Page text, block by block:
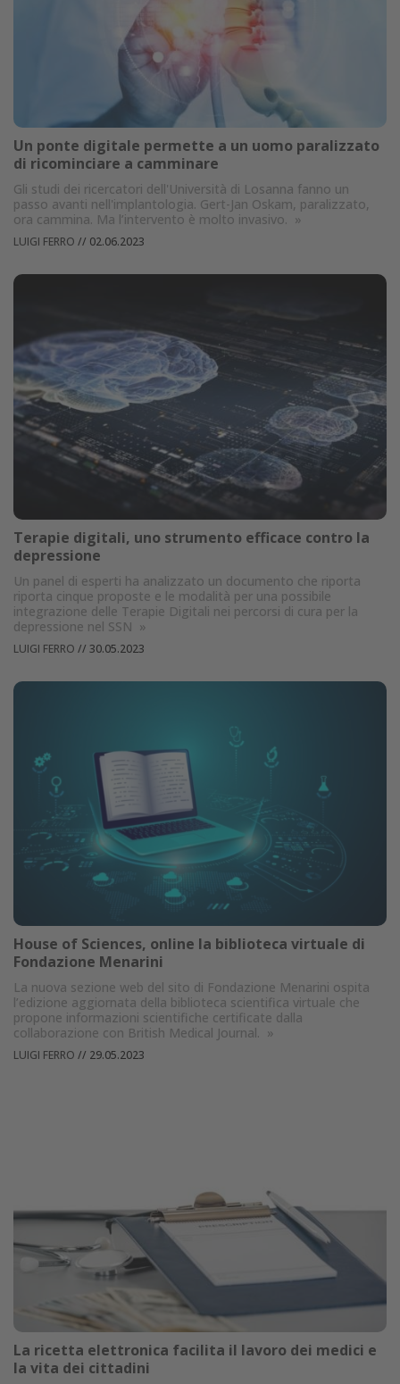
Un ponte digitale permette a un uomo paralizzato
di ricominciare a camminare
Gli studi dei ricercatori dell'Università di Losanna fanno un
passo avanti nell'implantologia. Gert-Jan Oskam, paralizzato,
ora cammina. Ma l’intervento è molto invasivo. »
LUIGI FERRO // 02.06.2023
Terapie digitali, uno strumento efficace contro la
depressione
Un panel di esperti ha analizzato un documento che riporta
riporta cinque proposte e le modalità per una possibile
integrazione delle Terapie Digitali nei percorsi di cura per la
depressione nel SSN »
LUIGI FERRO // 30.05.2023
House of Sciences, online la biblioteca virtuale di
Fondazione Menarini
La nuova sezione web del sito di Fondazione Menarini ospita
l’edizione aggiornata della biblioteca scientifica virtuale che
propone informazioni scientifiche certificate dalla
collaborazione con British Medical Journal. »
LUIGI FERRO // 29.05.2023
La ricetta elettronica facilita il lavoro dei medici e
la vita dei cittadini